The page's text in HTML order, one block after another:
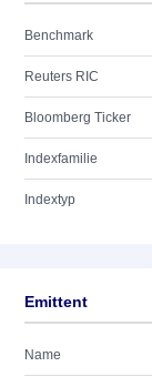
Benchmark
Reuters RIC
Bloomberg Ticker
Indexfamilie
Indextyp
Emittent
Name